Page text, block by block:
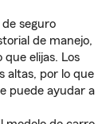
seguro
de manejo,
elijas. Los
altas, por lo que
puede ayudar a